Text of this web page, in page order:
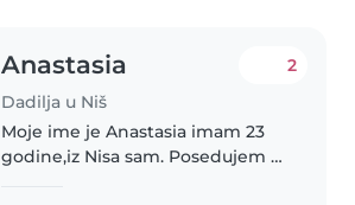
Anastasia
Dadilja u Niš
2
Moje ime je Anastasia imam 23
godine,iz Nisa sam. Posedujem 5